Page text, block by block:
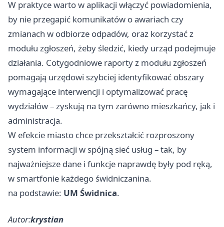
W praktyce warto w aplikacji włączyć powiadomienia,
by nie przegapić komunikatów o awariach czy
zmianach w odbiorze odpadów, oraz korzystać z
modułu zgłoszeń, żeby śledzić, kiedy urząd podejmuje
działania. Cotygodniowe raporty z modułu zgłoszeń
pomagają urzędowi szybciej identyfikować obszary
wymagające interwencji i optymalizować pracę
wydziałów – zyskują na tym zarówno mieszkańcy, jak i
administracja.
W efekcie miasto chce przekształcić rozproszony
system informacji w spójną sieć usług – tak, by
najważniejsze dane i funkcje naprawdę były pod ręką,
w smartfonie każdego świdniczanina.
na podstawie: UM Świdnica.
Autor:krystian